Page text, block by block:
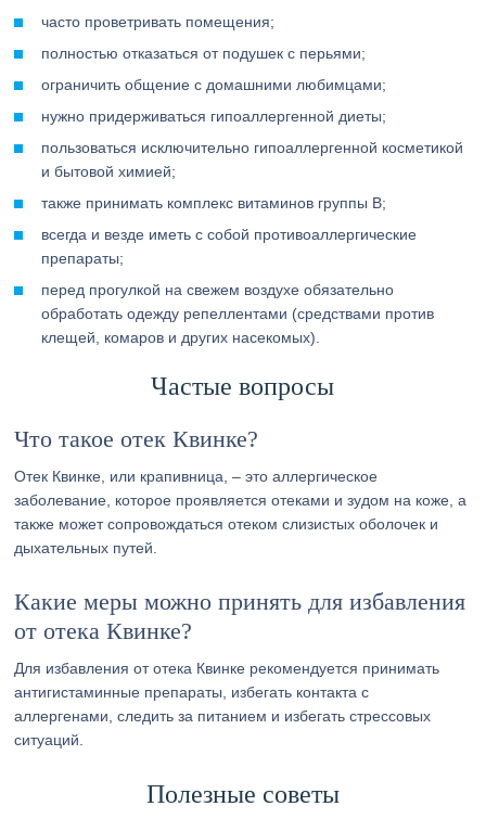
часто проветривать помещения;
полностью отказаться от подушек с перьями;
ограничить общение с домашними любимцами;
нужно придерживаться гипоаллергенной диеты;
пользоваться исключительно гипоаллергенной косметикой
и бытовой химией;
также принимать комплекс витаминов группы В;
всегда и везде иметь с собой противоаллергические
препараты;
перед прогулкой на свежем воздухе обязательно
обработать одежду репеллентами (средствами против
клещей, комаров и других насекомых).
Частые вопросы
Что такое отек Квинке?
Отек Квинке, или крапивница, – это аллергическое
заболевание, которое проявляется отеками и зудом на коже, а
также может сопровождаться отеком слизистых оболочек и
дыхательных путей.
Какие меры можно принять для избавления
от отека Квинке?
Для избавления от отека Квинке рекомендуется принимать
антигистаминные препараты, избегать контакта с
аллергенами, следить за питанием и избегать стрессовых
ситуаций.
Полезные советы